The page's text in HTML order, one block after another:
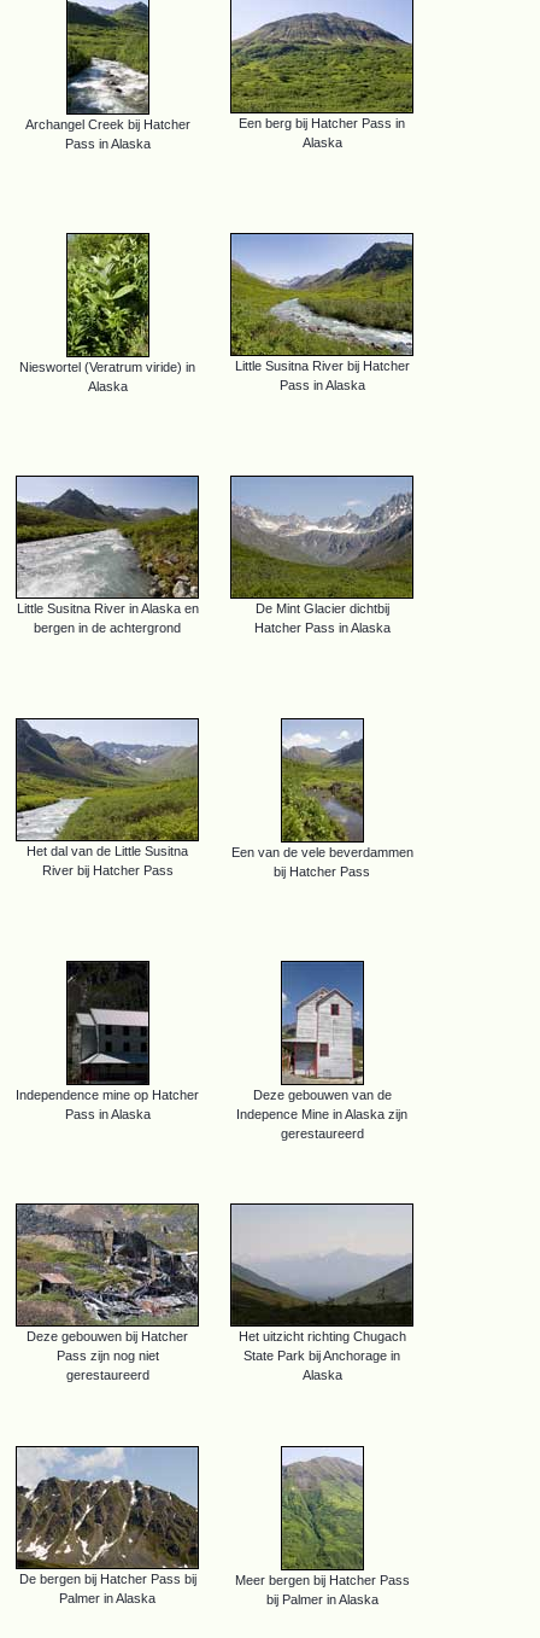
Archangel Creek bij Hatcher
Pass in Alaska
Een berg bij Hatcher Pass in
Alaska
Nieswortel (Veratrum viride) in
Alaska
Little Susitna River bij Hatcher
Pass in Alaska
Little Susitna River in Alaska en
bergen in de achtergrond
De Mint Glacier dichtbij
Hatcher Pass in Alaska
Het dal van de Little Susitna
River bij Hatcher Pass
Een van de vele beverdammen
bij Hatcher Pass
Independence mine op Hatcher
Pass in Alaska
Deze gebouwen van de
Indepence Mine in Alaska zijn
gerestaureerd
Deze gebouwen bij Hatcher
Pass zijn nog niet
gerestaureerd
Het uitzicht richting Chugach
State Park bij Anchorage in
Alaska
De bergen bij Hatcher Pass bij
Palmer in Alaska
Meer bergen bij Hatcher Pass
bij Palmer in Alaska